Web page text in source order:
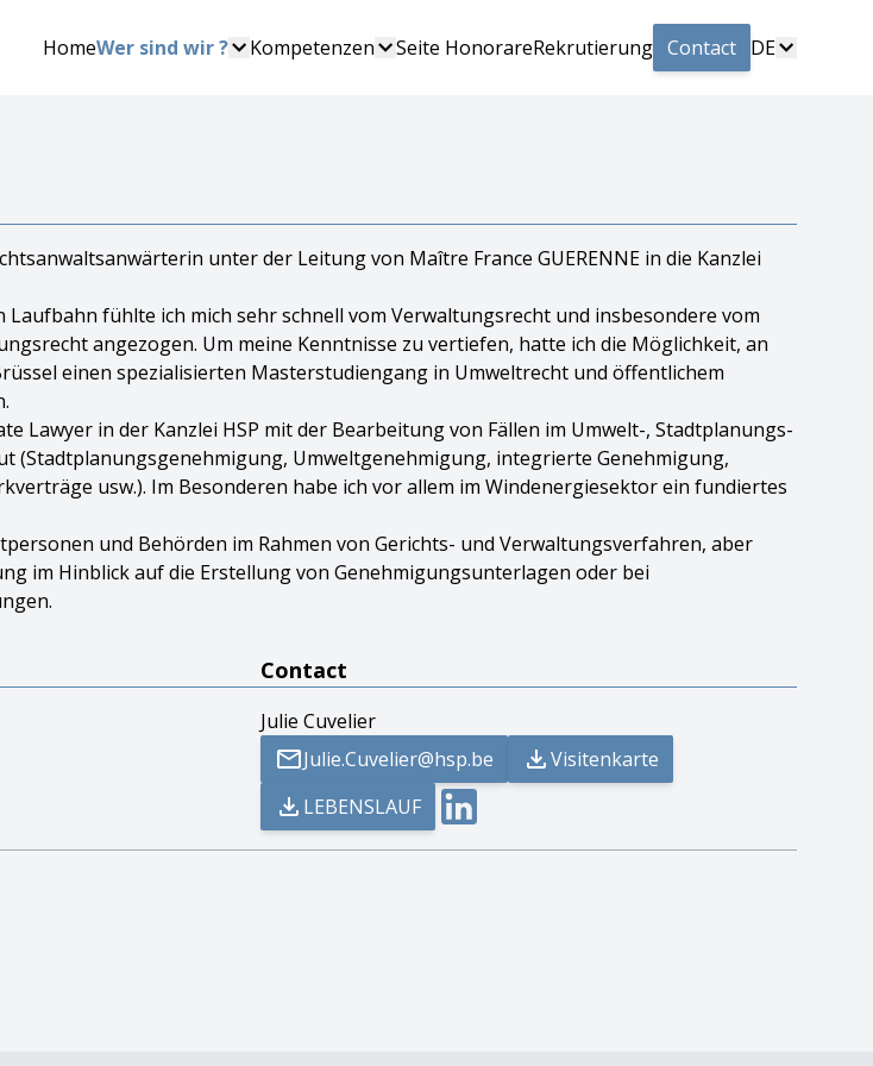
HomeWer sind wir ? Kompetenzen Seite HonorareRekrutierung Contact DE
unter der Leitung von Maître France GUERENNE in die Kanzlei
Laufbahn fühlte ich mich sehr schnell vom Verwaltungsrecht und insbesondere vom
angezogen. Um meine Kenntnisse zu vertiefen, hatte ich die Möglichkeit, an
einen spezialisierten Masterstudiengang in Umweltrecht und öffentlichem
Lawyer in der Kanzlei HSP mit der Bearbeitung von Fällen im Umwelt-, Stadtplanungs-
(Stadtplanungsgenehmigung, Umweltgenehmigung, integrierte Genehmigung,
usw.). Im Besonderen habe ich vor allem im Windenergiesektor ein fundiertes
und Behörden im Rahmen von Gerichts- und Verwaltungsverfahren, aber
im Hinblick auf die Erstellung von Genehmigungsunterlagen oder bei
Contact
Julie Cuvelier
Julie.Cuvelier@hsp.be
Visitenkarte
LEBENSLAUF